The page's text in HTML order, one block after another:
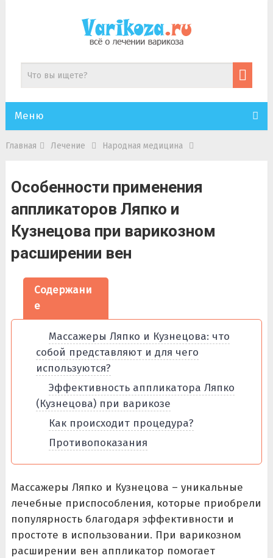
Меню
Главная Лечение Народная медицина
Особенности применения
аппликаторов Ляпко и
Кузнецова при варикозном
расширении вен
Содержани
е
Массажеры Ляпко и Кузнецова: что
собой представляют и для чего
используются?
Эффективность аппликатора Ляпко
(Кузнецова) при варикозе
Как происходит процедура?
Противопоказания
Массажеры Ляпко и Кузнецова – уникальные
лечебные приспособления, которые приобрели
популярность благодаря эффективности и
простоте в использовании. При варикозном
расширении вен аппликатор помогает